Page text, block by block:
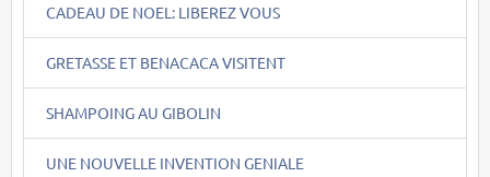
CADEAU DE NOEL: LIBEREZ VOUS
GRETASSE ET BENACACA VISITENT
SHAMPOING AU GIBOLIN
UNE NOUVELLE INVENTION GENIALE